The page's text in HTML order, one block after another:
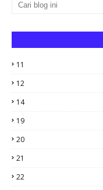
11
12
14
19
20
21
22